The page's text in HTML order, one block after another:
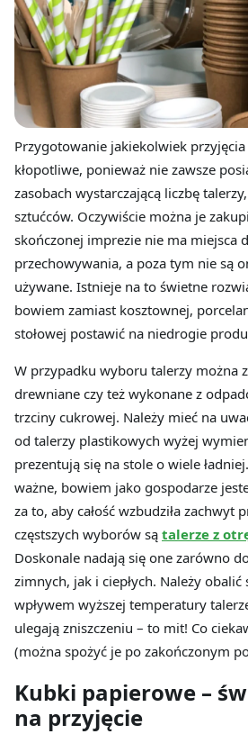
Przygotowanie jakiekolwiek
kłopotliwe, ponieważ nie zawsze
zasobach wystarczającą liczbę
sztućców. Oczywiście można je
skończonej imprezie nie ma miejsca
przechowywania, a poza tym nie są
używane. Istnieje na to świetne
bowiem zamiast kosztownej,
stołowej postawić na niedrogie
W przypadku wyboru talerzy można
drewniane czy też wykonane z
trzciny cukrowej. Należy mieć na
od talerzy plastikowych wyżej
prezentują się na stole o wiele
ważne, bowiem jako gospodarze
za to, aby całość wzbudziła zachwyt
częstszych wyborów są talerze z
Doskonale nadają się one zarówno
zimnych, jak i ciepłych. Należy
wpływem wyższej temperatury
ulegają zniszczeniu – to mit! Co
(można spożyć je po zakończonym
Kubki papierowe –
na przyjęcie